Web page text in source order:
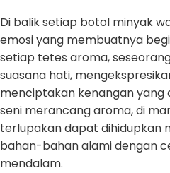
Di balik setiap botol minyak
emosi yang membuatnya
setiap tetes aroma,
suasana hati,
menciptakan kenangan yang
seni merancang aroma, di
terlupakan dapat dihidupkan
bahan-bahan alami dengan
mendalam.